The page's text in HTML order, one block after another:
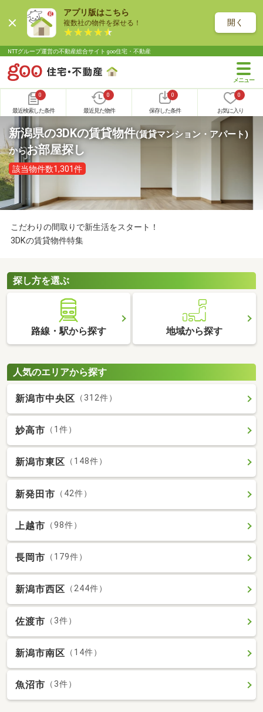
アプリ版はこちら
複数社の物件を探せる！ 開く
NTTグループ運営の不動産総合サイト goo住宅・不動産
0
最近検索した条件
0
最近見た物件
0
保存した条件
0
お気に入り
新潟県の3DKの賃貸物件(賃貸マンション・アパート)
からお部屋探し
該当物件数1,301件
こだわりの間取りで新生活をスタート！
3DKの賃貸物件特集
探し方を選ぶ
路線・駅から探す 地域から探す
人気のエリアから探す
新潟市中央区 （312件）
妙高市 （1件）
新潟市東区 （148件）
新発田市 （42件）
上越市 （98件）
長岡市 （179件）
新潟市西区 （244件）
佐渡市 （3件）
新潟市南区 （14件）
魚沼市 （3件）